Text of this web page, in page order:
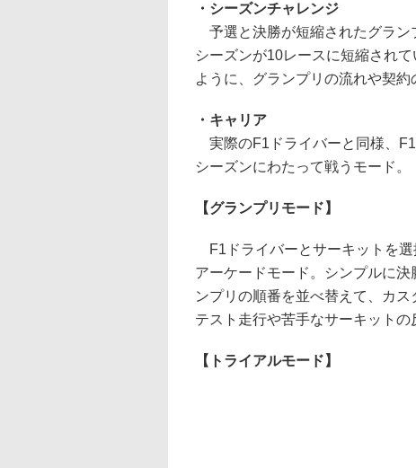
・シーズンチャレンジ
予選と決勝が短縮されたグラン
シーズンが10レースに短縮され
ように、グランプリの流れや契約
・キャリア
実際のF1ドライバーと同様、
シーズンにわたって戦うモード。
【グランプリモード】
F1ドライバーとサーキットを選
アーケードモード。シンプルに
ンプリの順番を並べ替えて、カ
テスト走行や苦手なサーキットの
【トライアルモード】